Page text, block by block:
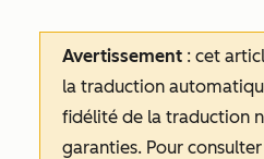
Avertissement : cet
la traduction
fidélité de la traduction
garanties. Pour